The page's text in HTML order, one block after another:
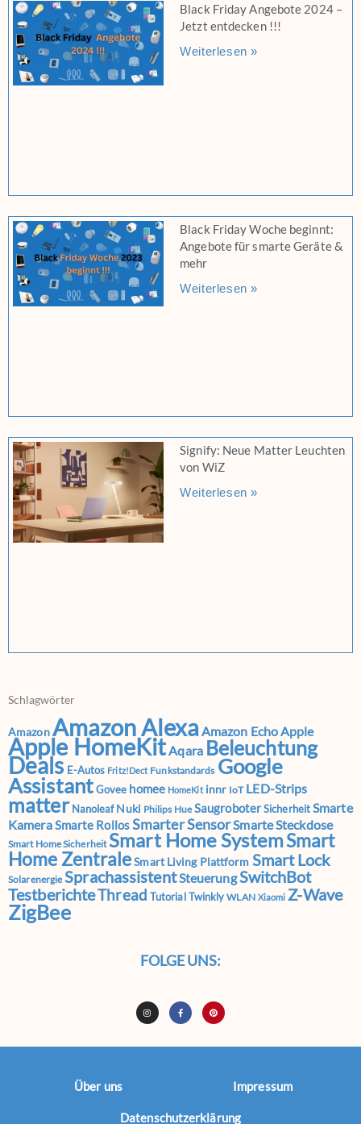
Black Friday Angebote 2024 –
Jetzt entdecken !!!
Weiterlesen »
Black Friday Woche beginnt:
Angebote für smarte Geräte &
mehr
Weiterlesen »
Signify: Neue Matter Leuchten
von WiZ
Weiterlesen »
Schlagwörter
AmazonAmazon AlexaAmazon EchoApple
Apple HomeKitAqara Beleuchtung
Deals E-Autos Fritz!Dect Funkstandards Google
AssistantGovee homee HomeKit innr IoT LED-Strips
matter Nanoleaf Nuki Philips Hue SaugroboterSicherheitSmarte
KameraSmarte RollosSmarter SensorSmarte Steckdose
Smart Home Sicherheit Smart Home SystemSmart
Home ZentraleSmart Living Plattform Smart Lock
Solarenergie SprachassistentSteuerungSwitchBot
TestberichteThread Tutorial Twinkly WLAN Xiaomi Z-Wave
ZigBee
FOLGE UNS:
Über uns Impressum
Datenschutzerklärung